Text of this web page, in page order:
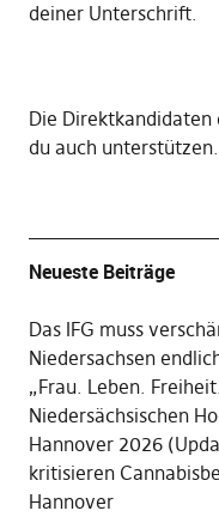
deiner Unterschrift.
Die Direktkandidaten
du auch unterstützen.
Neueste Beiträge
Das IFG muss
Niedersachsen
„Frau. Leben.
Niedersächsischen
Hannover 2026
kritisieren
Hannover